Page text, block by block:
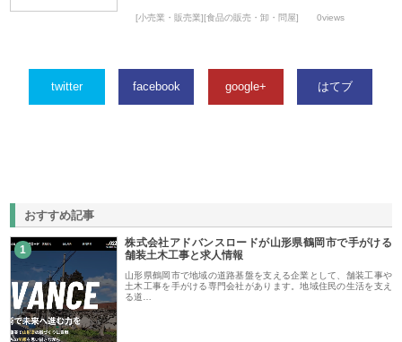
[小売業・販売業][食品の販売・卸・問屋] 0views
twitter facebook google+ はてブ
おすすめ記事
1
株式会社アドバンスロードが山形県鶴岡市で手がける
舗装土木工事と求人情報
山形県鶴岡市で地域の道路基盤を支える企業として、舗装工事や
土木工事を手がける専門会社があります。地域住民の生活を支え
る道…